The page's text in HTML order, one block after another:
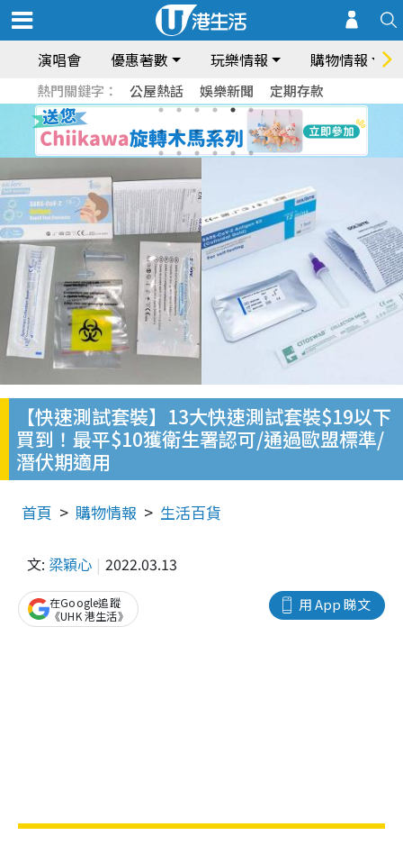
演唱會 優惠著數 玩樂情報 購物情報
熱門關鍵字： 公屋熱話 娛樂新聞 定期存款
【快速測試套裝】13大快速測試套裝$19以下
買到！最平$10獲衛生署認可/通過歐盟標準/
潛伏期適用
首頁 購物情報 生活百貨
文: 梁穎心 2022.03.13
用 App 睇文
在Google追蹤
《UHK 港生活》